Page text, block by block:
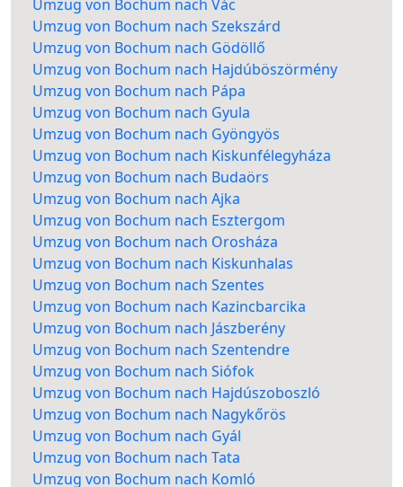
Umzug von Bochum nach Vác
Umzug von Bochum nach Szekszárd
Umzug von Bochum nach Gödöllő
Umzug von Bochum nach Hajdúböszörmény
Umzug von Bochum nach Pápa
Umzug von Bochum nach Gyula
Umzug von Bochum nach Gyöngyös
Umzug von Bochum nach Kiskunfélegyháza
Umzug von Bochum nach Budaörs
Umzug von Bochum nach Ajka
Umzug von Bochum nach Esztergom
Umzug von Bochum nach Orosháza
Umzug von Bochum nach Kiskunhalas
Umzug von Bochum nach Szentes
Umzug von Bochum nach Kazincbarcika
Umzug von Bochum nach Jászberény
Umzug von Bochum nach Szentendre
Umzug von Bochum nach Siófok
Umzug von Bochum nach Hajdúszoboszló
Umzug von Bochum nach Nagykőrös
Umzug von Bochum nach Gyál
Umzug von Bochum nach Tata
Umzug von Bochum nach Komló